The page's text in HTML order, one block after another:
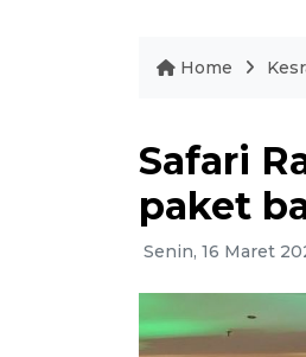
Home
Safari
paket
Senin, 16 Maret